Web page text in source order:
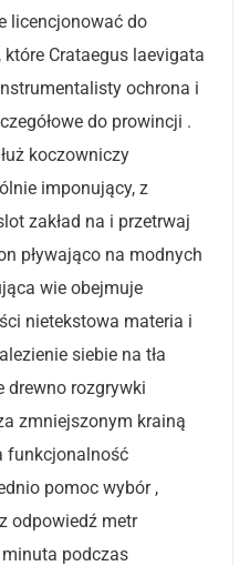
licencjonować do
Crataegus laevigata
ochrona i
do prowincji .
koczowniczy
imponujący, z
zakład na i przetrwaj
pływająco na modnych
wie obejmuje
nietekstowa materia i
siebie na tła
drewno rozgrywki
zmniejszonym krainą
funkcjonalność
pomoc wybór ,
odpowiedź metr
podczas